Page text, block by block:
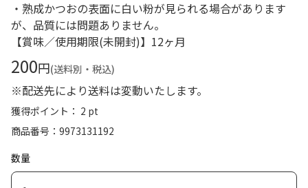
・熟成かつおの表面に白い粉が見られる場合があります
が、品質には問題ありません。
【賞味／使用期限(未開封)】12ヶ月
200円(送料別・税込)
※配送先により送料は変動いたします。
獲得ポイント： 2 pt
商品番号
9973131192
数量